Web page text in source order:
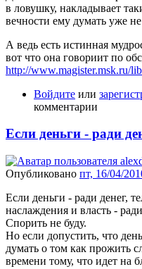
в ловушку, накладывает
вечности ему думать уже не
А ведь есть истинная
вот что она говориит по
http://www.magister.msk.ru/
Войдите или
комментарии
Если деньги - ради
Опубликовано пт, 16/04/
Если деньги - ради денег,
наслаждения и власть -
Спорить не буду.
Но если допустить, что
думать о том как прожить
времени тому, что идет на